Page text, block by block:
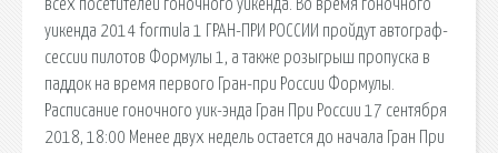
всех посетителей гоночного уикенда. Во время гоночного
уикенда 2014 formula 1 ГРАН-ПРИ РОССИИ пройдут автограф-
сессии пилотов Формулы 1, а также розыгрыш пропуска в
паддок на время первого Гран-при России Формулы.
Расписание гоночного уик-энда Гран При России 17 сентября
2018, 18:00 Менее двух недель остается до начала Гран При